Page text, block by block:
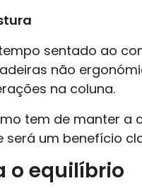
sentado ao
não
na coluna.
tem de manter a
será um benefício
o equilíbrio